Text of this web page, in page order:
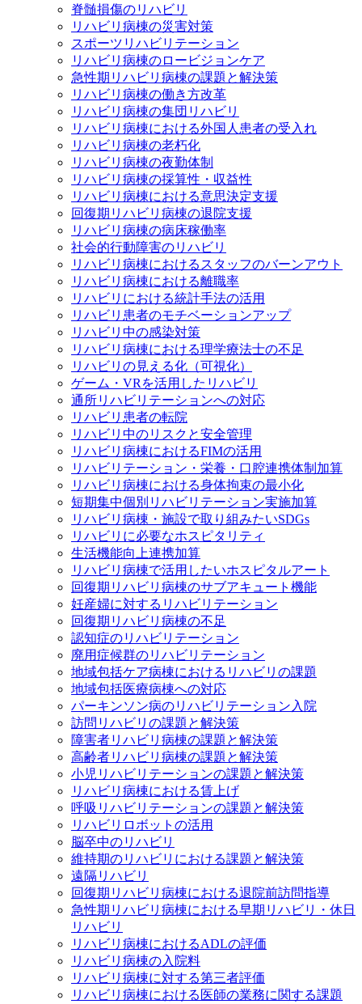
脊髄損傷のリハビリ
リハビリ病棟の災害対策
スポーツリハビリテーション
リハビリ病棟のロービジョンケア
急性期リハビリ病棟の課題と解決策
リハビリ病棟の働き方改革
リハビリ病棟の集団リハビリ
リハビリ病棟における外国人患者の受入れ
リハビリ病棟の老朽化
リハビリ病棟の夜勤体制
リハビリ病棟の採算性・収益性
リハビリ病棟における意思決定支援
回復期リハビリ病棟の退院支援
リハビリ病棟の病床稼働率
社会的行動障害のリハビリ
リハビリ病棟におけるスタッフのバーンアウト
リハビリ病棟における離職率
リハビリにおける統計手法の活用
リハビリ患者のモチベーションアップ
リハビリ中の感染対策
リハビリ病棟における理学療法士の不足
リハビリの見える化（可視化）
ゲーム・VRを活用したリハビリ
通所リハビリテーションへの対応
リハビリ患者の転院
リハビリ中のリスクと安全管理
リハビリ病棟におけるFIMの活用
リハビリテーション・栄養・口腔連携体制加算
リハビリ病棟における身体拘束の最小化
短期集中個別リハビリテーション実施加算
リハビリ病棟・施設で取り組みたいSDGs
リハビリに必要なホスピタリティ
生活機能向上連携加算
リハビリ病棟で活用したいホスピタルアート
回復期リハビリ病棟のサブアキュート機能
妊産婦に対するリハビリテーション
回復期リハビリ病棟の不足
認知症のリハビリテーション
廃用症候群のリハビリテーション
地域包括ケア病棟におけるリハビリの課題
地域包括医療病棟への対応
パーキンソン病のリハビリテーション入院
訪問リハビリの課題と解決策
障害者リハビリ病棟の課題と解決策
高齢者リハビリ病棟の課題と解決策
小児リハビリテーションの課題と解決策
リハビリ病棟における賃上げ
呼吸リハビリテーションの課題と解決策
リハビリロボットの活用
脳卒中のリハビリ
維持期のリハビリにおける課題と解決策
遠隔リハビリ
回復期リハビリ病棟における退院前訪問指導
急性期リハビリ病棟における早期リハビリ・休日
リハビリ
リハビリ病棟におけるADLの評価
リハビリ病棟の入院料
リハビリ病棟に対する第三者評価
リハビリ病棟における医師の業務に関する課題